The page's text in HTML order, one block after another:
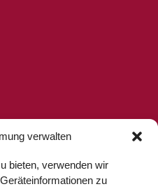
verwalten
bieten, verwenden wir
zu